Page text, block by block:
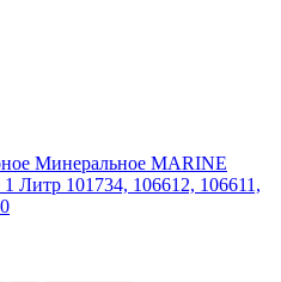
Минеральное MARINE
Литр 101734, 106612, 106611,